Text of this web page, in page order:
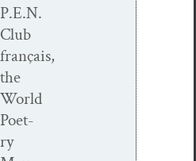
P.E.N.
Club
français,
the
World
Poet­
ry